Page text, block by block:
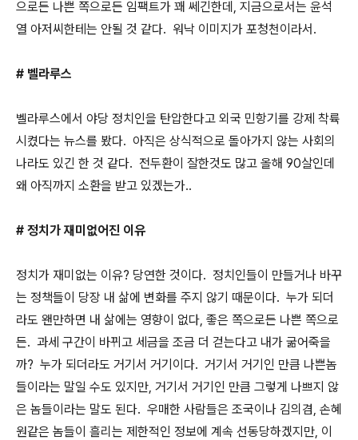
으로든 나쁜 쪽으로든 임팩트가 꽤 쎄긴한데, 지금으로서는 윤석
열 아저씨한테는 안될 것 같다. 워낙 이미지가 포청천이라서.
# 벨라루스
벨라루스에서 야당 정치인을 탄압한다고 외국 민항기를 강제 착륙
시켰다는 뉴스를 봤다. 아직은 상식적으로 돌아가지 않는 사회의
나라도 있긴 한 것 같다. 전두환이 잘한것도 많고 올해 90살인데
왜 아직까지 소환을 받고 있겠는가..
# 정치가 재미없어진 이유
정치가 재미없는 이유? 당연한 것이다. 정치인들이 만들거나 바꾸
는 정책들이 당장 내 삶에 변화를 주지 않기 때문이다. 누가 되더
라도 왠만하면 내 삶에는 영향이 없다, 좋은 쪽으로든 나쁜 쪽으로
든. 과세 구간이 바뀌고 세금을 조금 더 걷는다고 내가 굶어죽을
까? 누가 되더라도 거기서 거기이다. 거기서 거기인 만큼 나쁜놈
들이라는 말일 수도 있지만, 거기서 거기인 만큼 그렇게 나쁘지 않
은 놈들이라는 말도 된다. 우매한 사람들은 조국이나 김의겸, 손혜
원같은 놈들이 흘리는 제한적인 정보에 계속 선동당하겠지만, 이